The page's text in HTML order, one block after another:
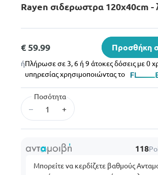
Rayen σιδερωστρα 120x40cm -
€ 59.99 Προσθήκη
ήΠλήρωσε σε 3, 6 ή 9 άτοκες δόσεις με 0
υπηρεσίας χρησιμοποιώντας το
Ποσότητα
– +
118
Μπορείτε να κερδίζετε βαθμούς